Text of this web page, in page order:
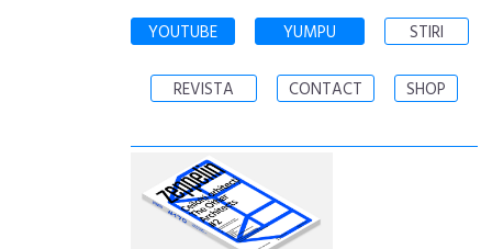
YOUTUBE YUMPU STIRI
REVISTA CONTACT SHOP